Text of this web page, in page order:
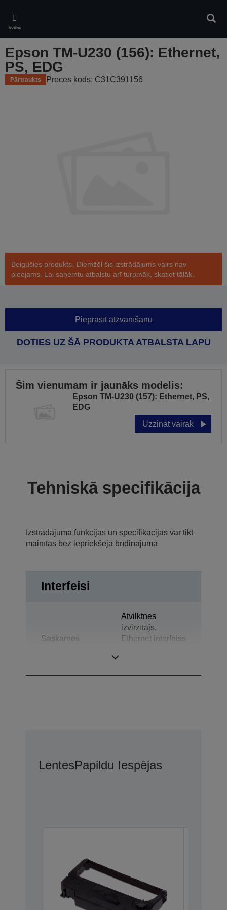
main
content
Izvēlne
Epson TM-U230 (156): Ethernet,
PS, EDG
Pārtraukts Preces kods: C31C391156
Beigušies produkts- Diemžēl šis izstrādājums vairs nav
pieejams. Lai saņemtu atbalstu arī turpmāk, skatiet tālāk.
Pieprasīt atzvanīšanu
DOTIES UZ ŠĀ PRODUKTA ATBALSTA LAPU
Šim vienumam ir jaunāks modelis:
Epson TM-U230 (157): Ethernet, PS,
EDG
Uzzināt vairāk
Tehniskā specifikācija
Izstrādājuma funkcijas un specifikācijas var tikt
mainītas bez iepriekšēja brīdinājuma
Interfeisi
Saskarnes
Atvilktnes
izvirzītājs,
Ethernet interfeiss
LentesPapildu Iespējas